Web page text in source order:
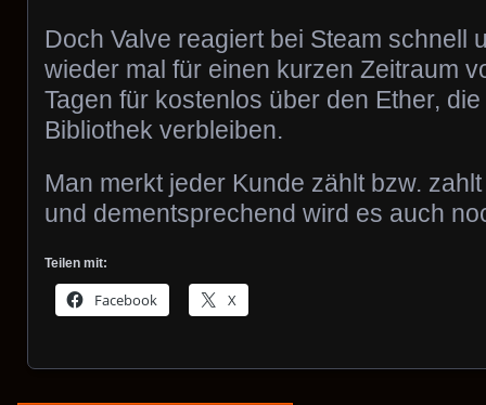
Doch Valve reagiert bei Steam schnell
wieder mal für einen kurzen Zeitraum
Tagen für kostenlos über den Ether,
Bibliothek verbleiben.
Man merkt jeder Kunde zählt bzw.
und dementsprechend wird es auch
Teilen mit:
Facebook X